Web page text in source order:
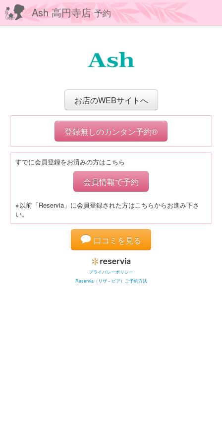
Ash 高円寺店予約
お店のWEBサイトへ
登録無しのカンタン予約®
すでに会員登録をお済みの方はこちら
会員情報で予約
※以前「Reservia」に会員登録された方はこちらからお進み下さ
い。
口コミを見る
プライバシーポリシー
Reservia（リザ－ビア）ご予約方法